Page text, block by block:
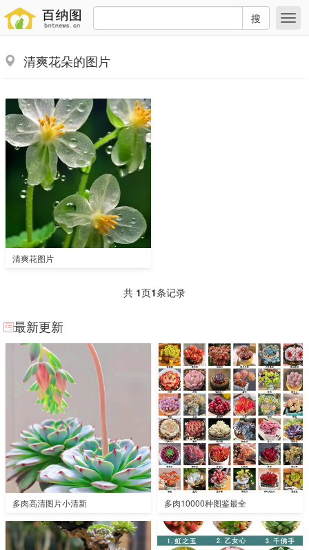
搜
清爽花朵的图片
清爽花图片
共 1页1条记录
最新更新
多肉高清图片小清新 多肉10000种图鉴最全